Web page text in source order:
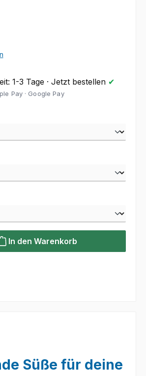
1-3 Tage · Jetzt bestellen ✔
Pay · Google Pay
Wert ein oder benutze die Schaltflächen
In den Warenkorb
Süße für deine